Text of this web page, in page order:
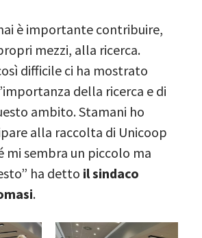
è importante contribuire,
mezzi, alla ricerca.
difficile ci ha mostrato
della ricerca e di
ambito. Stamani ho
alla raccolta di Unicoop
mi sembra un piccolo ma
ha detto il sindaco
.